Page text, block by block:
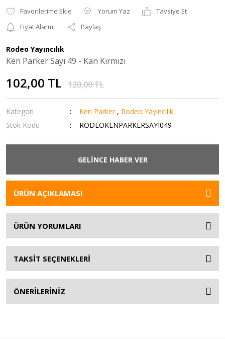
Yorum Yaz
Tavsiye Et
Fiyat Alarmı
Paylaş
Rodeo Yayıncılık
Ken Parker Sayı 49 - Kan Kırmızı
102,00 TL 120,00 TL
Kategori Ken Parker , Rodeo Yayıncılık
Stok Kodu
RODEOKENPARKERSAYI049
GELİNCE HABER VER
ÜRÜN AÇIKLAMASI
ÜRÜN YORUMLARI
TAKSİT SEÇENEKLERİ
ÖNERİLERİNİZ